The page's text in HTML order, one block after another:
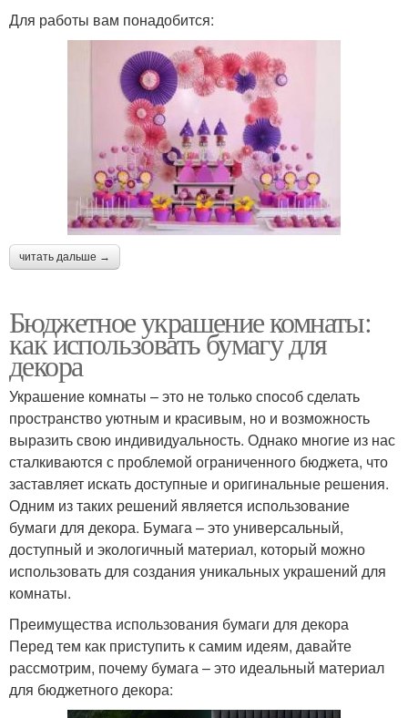
Для работы вам понадобится:
читать дальше →
Бюджетное украшение комнаты:
как использовать бумагу для
декора
Украшение комнаты – это не только способ сделать
пространство уютным и красивым, но и возможность
выразить свою индивидуальность. Однако многие из нас
сталкиваются с проблемой ограниченного бюджета, что
заставляет искать доступные и оригинальные решения.
Одним из таких решений является использование
бумаги для декора. Бумага – это универсальный,
доступный и экологичный материал, который можно
использовать для создания уникальных украшений для
комнаты.
Преимущества использования бумаги для декора
Перед тем как приступить к самим идеям, давайте
рассмотрим, почему бумага – это идеальный материал
для бюджетного декора: